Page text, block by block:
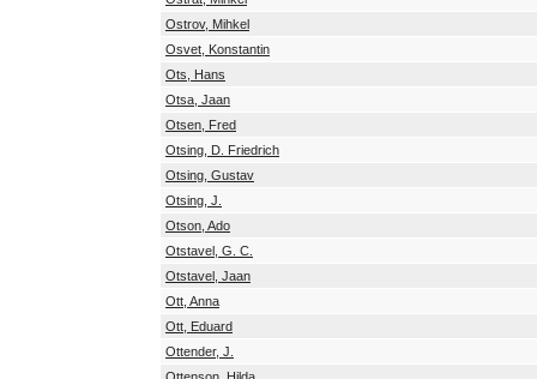
Ostrov, Mihkel
Osvet, Konstantin
Ots, Hans
Otsa, Jaan
Otsen, Fred
Otsing, D. Friedrich
Otsing, Gustav
Otsing, J.
Otson, Ado
Otstavel, G. C.
Otstavel, Jaan
Ott, Anna
Ott, Eduard
Ottender, J.